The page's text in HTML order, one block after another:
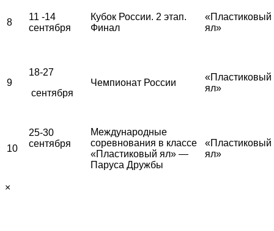
8
11 -14
сентября
Кубок России. 2 этап.
Финал
«Пластиковый
ял»
9
18-27
сентября
Чемпионат России
«Пластиковый
ял»
10
25-30
сентября
Международные
соревнования в классе
«Пластиковый ял» —
Паруса Дружбы
«Пластиковый
ял»
×